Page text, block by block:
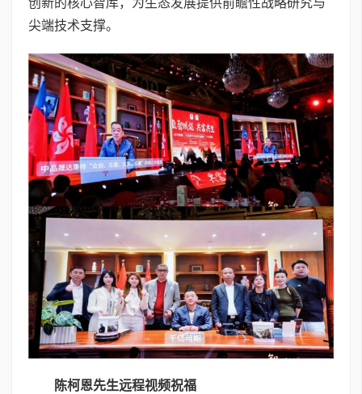
创新的核心智库，为生态发展提供前瞻性战略研究与
尖端技术支撑。
陈柯恩先生远程视频祝福